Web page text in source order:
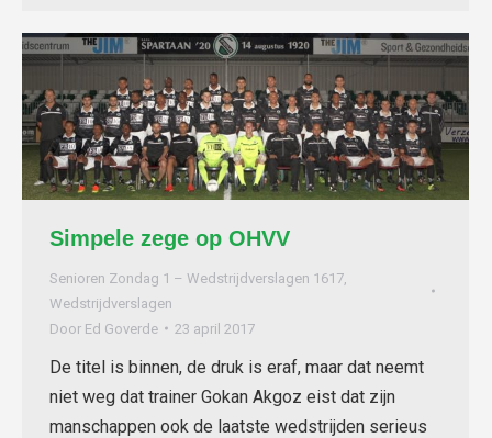
Simpele zege op OHVV
Senioren Zondag 1 – Wedstrijdverslagen 1617
Wedstrijdverslagen
Door Ed Goverde 23 april 2017
De titel is binnen, de druk is eraf, maar dat neemt
niet weg dat trainer Gokan Akgoz eist dat zijn
manschappen ook de laatste wedstrijden serieus